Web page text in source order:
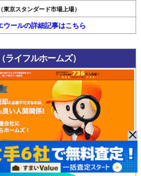
東京スタンダード市場上場）
ウールの詳細記事はこちら
イフルホームズ）